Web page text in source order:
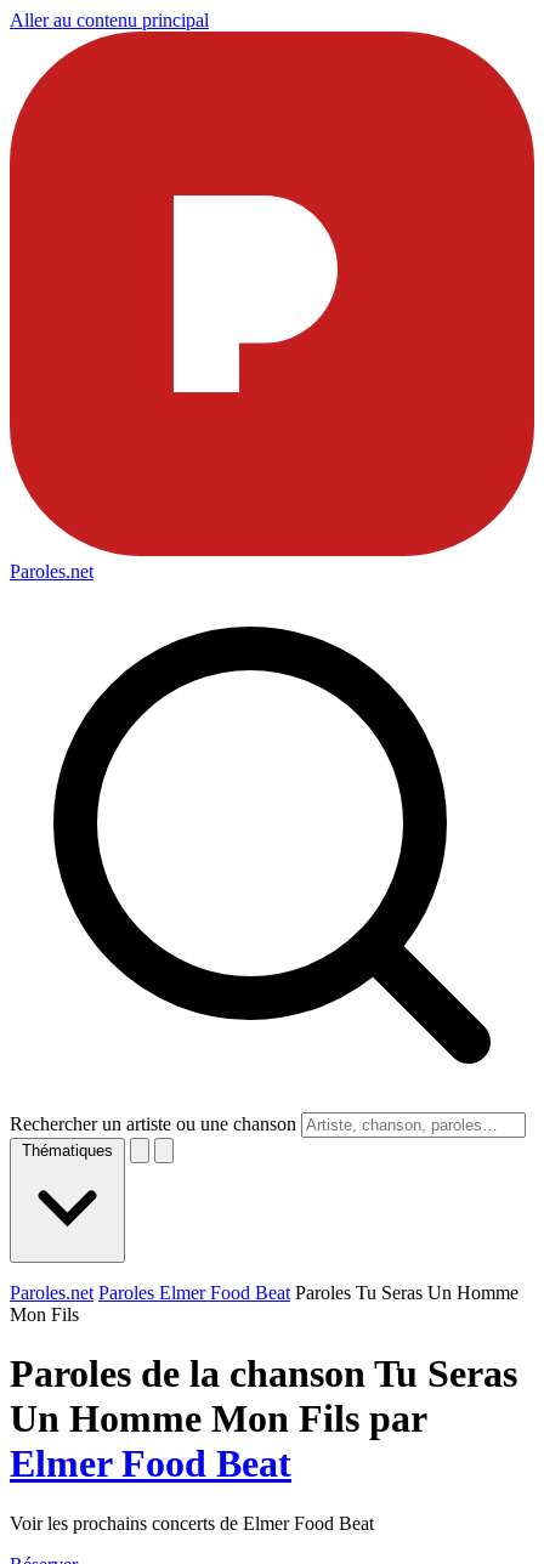
Aller au contenu principal
Paroles.net
Rechercher un artiste ou une chanson
Thématiques
Paroles.net Paroles Elmer Food Beat Paroles Tu Seras Un Homme
Mon Fils
Paroles de la chanson Tu Seras
Un Homme Mon Fils par
Elmer Food Beat
Voir les prochains concerts de Elmer Food Beat